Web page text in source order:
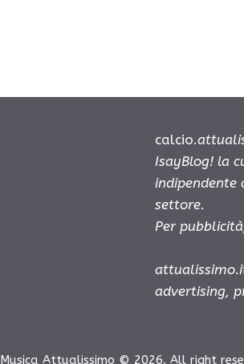
calcio.
IsayBlog! la
indipendente
settore.
Per
advertising,
Musica Attualissimo © 2026. All right